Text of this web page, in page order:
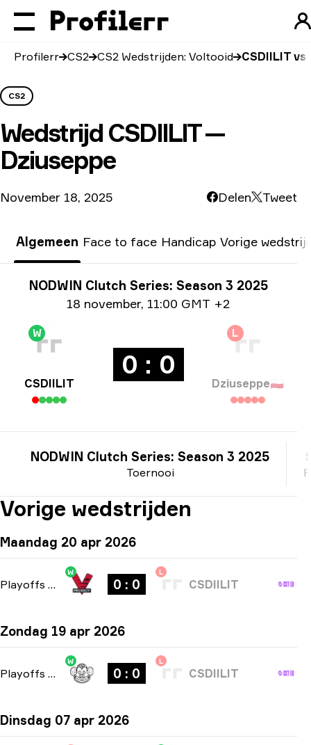
Profilerr CS2 CS2 Wedstrijden: Voltooid CSDIILIT vs
CS2
Wedstrijd CSDIILIT —
Dziuseppe
November 18, 2025 Delen Tweet
Algemeen Face to face Handicap Vorige
Toernooi info
NODWIN Clutch Series: Season 3 2025
Datum informatie18 november, 11:00 GMT +2
W
CSDIILIT
0 : 0
L
Dziuseppe🇵🇱
Toernooi
NODWIN Clutch Series: Season 3 2025
Vorige wedstrijden
Maandag 20 apr 2026
Playoffs bo3
W
0 : 0
L
CSDIILIT
Zondag 19 apr 2026
Playoffs bo3
W
0 : 0
L
CSDIILIT
Dinsdag 07 apr 2026